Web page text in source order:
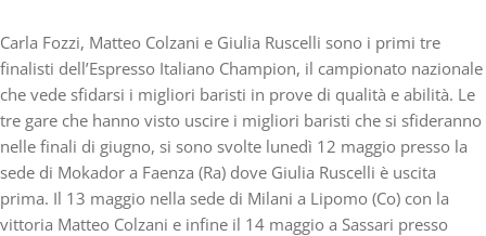
Carla Fozzi, Matteo Colzani e Giulia Ruscelli sono i primi tre
finalisti dell’Espresso Italiano Champion, il campionato nazionale
che vede sfidarsi i migliori baristi in prove di qualità e abilità. Le
tre gare che hanno visto uscire i migliori baristi che si sfideranno
nelle finali di giugno, si sono svolte lunedì 12 maggio presso la
sede di Mokador a Faenza (Ra) dove Giulia Ruscelli è uscita
prima. Il 13 maggio nella sede di Milani a Lipomo (Co) con la
vittoria Matteo Colzani e infine il 14 maggio a Sassari presso